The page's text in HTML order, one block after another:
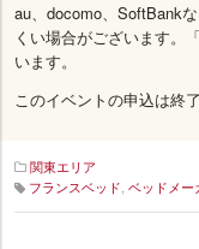
au、docomo、SoftBank
くい場合がございます。
います。
このイベントの申込は終
関東エリア
フランスベッド, ベッドメー